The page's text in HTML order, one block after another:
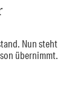
Nun steht
übernimmt.